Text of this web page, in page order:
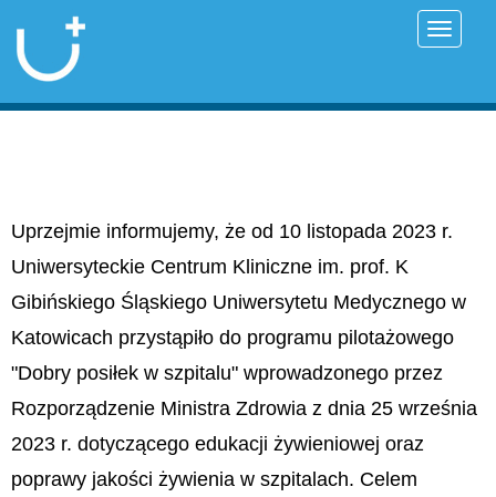
Uprzejmie informujemy, że od 10 listopada 2023 r.
Uniwersyteckie Centrum Kliniczne im. prof. K
Gibińskiego Śląskiego Uniwersytetu Medycznego w
Katowicach przystąpiło do programu pilotażowego
"Dobry posiłek w szpitalu" wprowadzonego przez
Rozporządzenie Ministra Zdrowia z dnia 25 września
2023 r. dotyczącego edukacji żywieniowej oraz
poprawy jakości żywienia w szpitalach. Celem